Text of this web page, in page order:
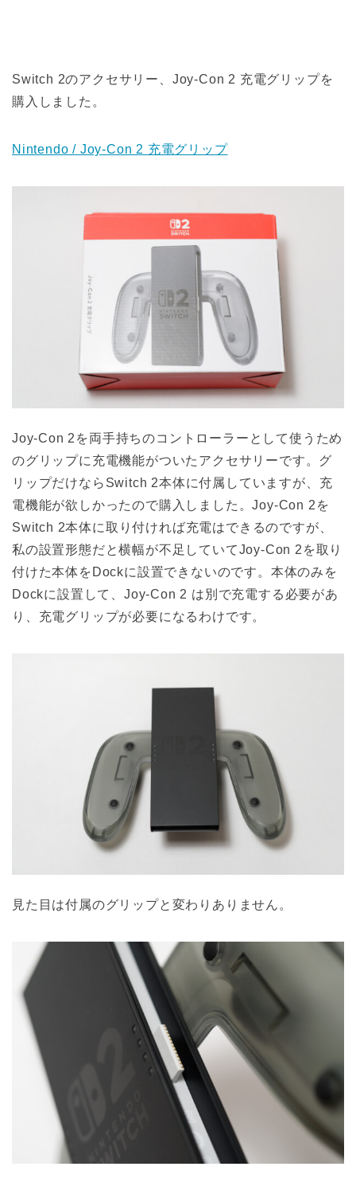
Switch 2のアクセサリー、Joy-Con 2 充電グリップを
購入しました。
Nintendo / Joy-Con 2 充電グリップ
Joy-Con 2を両手持ちのコントローラーとして使うため
のグリップに充電機能がついたアクセサリーです。グ
リップだけならSwitch 2本体に付属していますが、充
電機能が欲しかったので購入しました。Joy-Con 2を
Switch 2本体に取り付ければ充電はできるのですが、
私の設置形態だと横幅が不足していてJoy-Con 2を取り
付けた本体をDockに設置できないのです。本体のみを
Dockに設置して、Joy-Con 2 は別で充電する必要があ
り、充電グリップが必要になるわけです。
見た目は付属のグリップと変わりありません。